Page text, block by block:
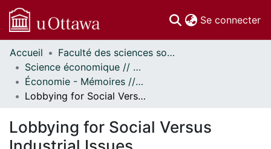
Se connecter
Communautés
et collections
Parcourir
Statistiques
À propos
Accueil
Faculté des sciences sociales // Faculty of Social Sciences
Science économique // Economics
Économie - Mémoires // Economics - Research Papers
Lobbying for Social Versus Industrial Issues
Lobbying for Social Versus